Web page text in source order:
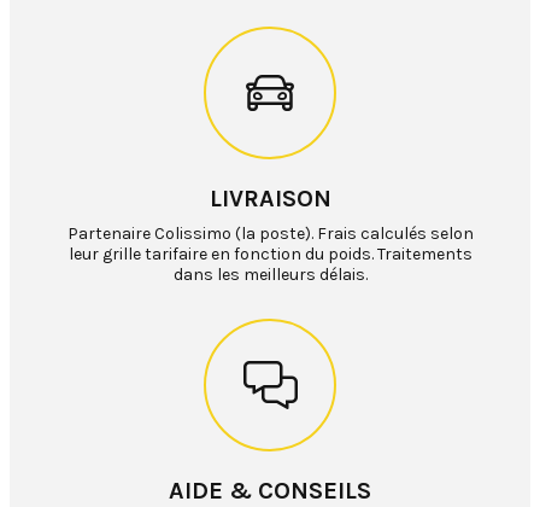
LIVRAISON
Partenaire Colissimo (la poste). Frais calculés selon
leur grille tarifaire en fonction du poids. Traitements
dans les meilleurs délais.
AIDE & CONSEILS